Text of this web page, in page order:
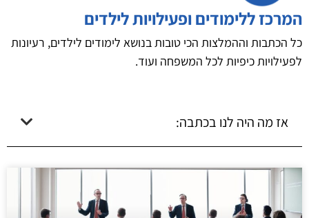
המרכז ללימודים ופעילויות לילדים
כל הכתבות וההמלצות הכי טובות בנושא לימודים לילדים, רעיונות
לפעילויות כיפיות לכל המשפחה ועוד.
אז מה היה לנו בכתבה: